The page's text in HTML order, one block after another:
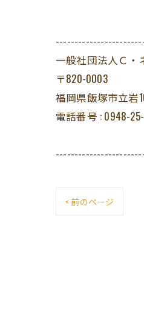
一般社団法人Ｃ・
〒820-0003
福岡県飯塚市立岩
電話番号 : 0948-25-
< 前のページ